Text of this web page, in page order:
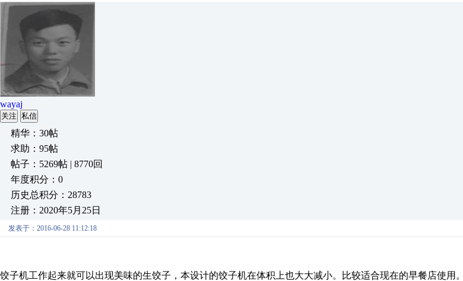
wayaj
关注 私信
精华：30帖
求助：95帖
帖子：5269帖 | 8770回
年度积分：0
历史总积分：28783
注册：2020年5月25日
发表于：2016-06-28 11:12:18
饺子机工作起来就可以出现美味的生饺子，本设计的饺子机在体积上也大大减小。比较适合现在的早餐店使用。